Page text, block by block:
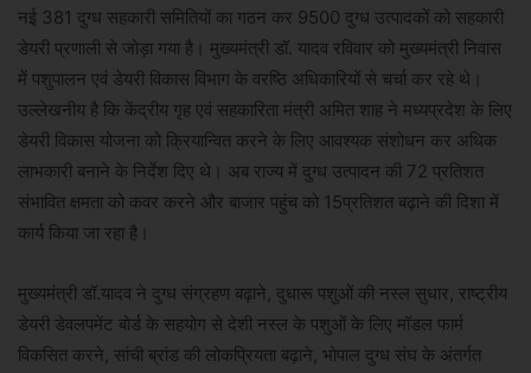
नई 381 दुग्ध सहकारी समितियों का गठन कर 9500 दुग्ध उत्पादकों को सहकारी
डेयरी प्रणाली से जोड़ा गया है। मुख्यमंत्री डॉ. यादव रविवार को मुख्यमंत्री निवास
में पशुपालन एवं डेयरी विकास विभाग के वरष्ठि अधिकारियों से चर्चा कर रहे थे।
उल्लेखनीय है कि केंद्रीय गृह एवं सहकारिता मंत्री अमित शाह ने मध्यप्रदेश के लिए
डेयरी विकास योजना को क्रियान्वित करने के लिए आवश्यक संशोधन कर अधिक
लाभकारी बनाने के निर्देश दिए थे। अब राज्य में दुग्ध उत्पादन की 72 प्रतिशत
संभावित क्षमता को कवर करने और बाजार पहुंच को 15प्रतिशत बढ़ाने की दिशा में
कार्य किया जा रहा है।
मुख्यमंत्री डॉ.यादव ने दुग्ध संग्रहण बढ़ाने, दुधारू पशुओं की नस्ल सुधार, राष्ट्रीय
डेयरी डेवलपमेंट बोर्ड के सहयोग से देशी नस्ल के पशुओं के लिए मॉडल फार्म
विकसित करने, सांची ब्रांड की लोकप्रियता बढ़ाने, भोपाल दुग्ध संघ के अंतर्गत